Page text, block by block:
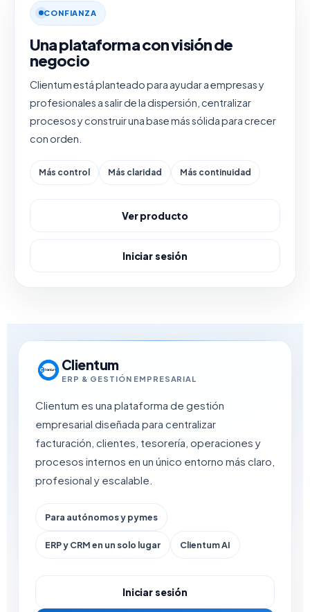
CONFIANZA
Una plataforma con visión de
negocio
Clientum está planteado para ayudar a empresas y
profesionales a salir de la dispersión, centralizar
procesos y construir una base más sólida para crecer
con orden.
Más control Más claridad Más continuidad
Ver producto
Iniciar sesión
Clientum
ERP & GESTIÓN EMPRESARIAL
Clientum es una plataforma de gestión
empresarial diseñada para centralizar
facturación, clientes, tesorería, operaciones y
procesos internos en un único entorno más claro,
profesional y escalable.
Para autónomos y pymes
ERP y CRM en un solo lugar Clientum AI
Iniciar sesión